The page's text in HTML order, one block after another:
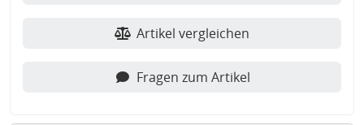
Artikel vergleichen
Fragen zum Artikel